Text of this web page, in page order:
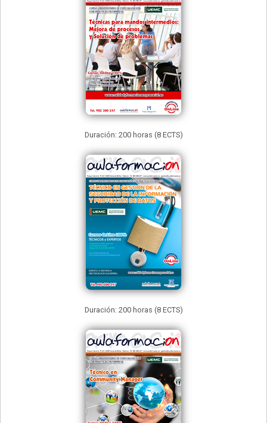
Duración: 200 horas (8 ECTS)
Duración: 200 horas (8 ECTS)